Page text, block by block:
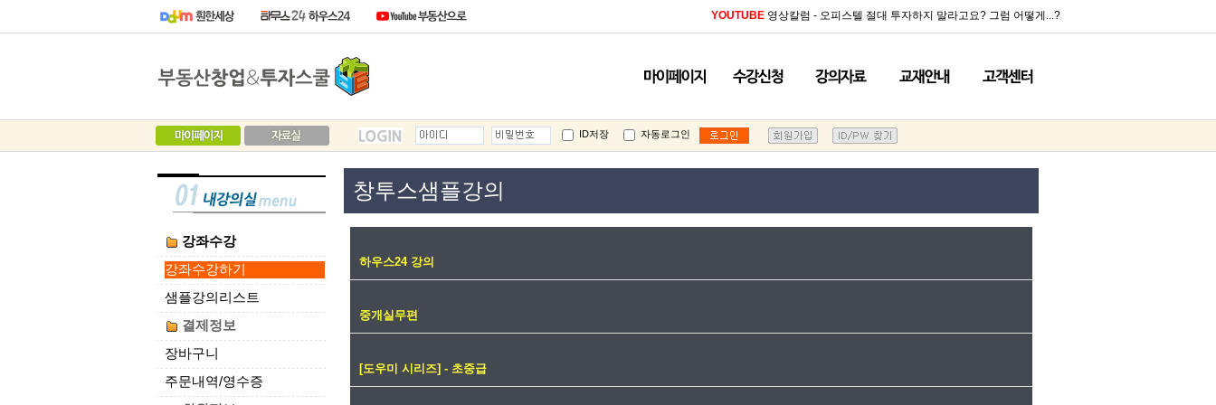
YOUTUBE 영상칼럼 - 오피스텔 절대 투자하지 말라고요? 그럼 어떻게...?
ID저장 자동로그인
강좌수강
강좌수강하기
샘플강의리스트
결제정보
장바구니
주문내역/영수증
창투스샘플강의
하우스24 강의
중개실무편
[도우미 시리즈] - 초중급